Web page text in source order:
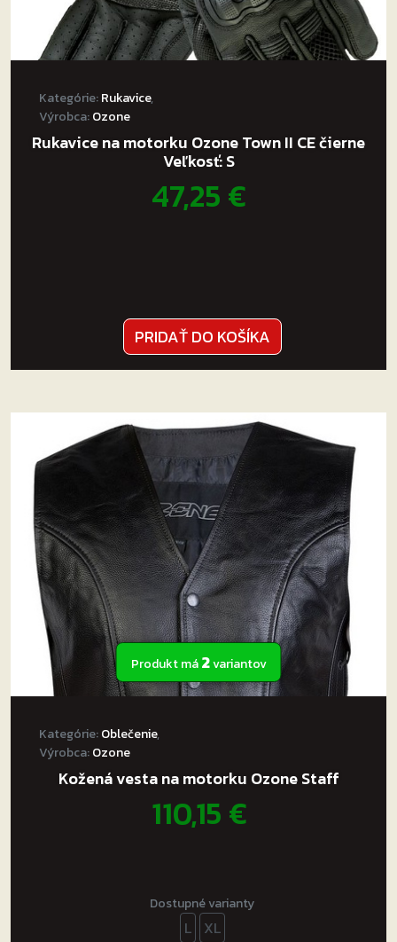
Kategórie:Rukavice,
Výrobca:Ozone
Rukavice na motorku Ozone Town II CE čierne
Veľkosť: S
47,25€
PRIDAŤ DO KOŠÍKA
Produkt má2variantov
Kategórie:Oblečenie,
Výrobca:Ozone
Kožená vesta na motorku Ozone Staff
110,15€
Dostupné varianty
L XL